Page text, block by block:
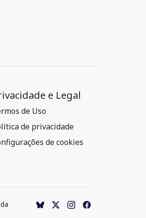
e Legal
de Uso
de privacidade
de cookies